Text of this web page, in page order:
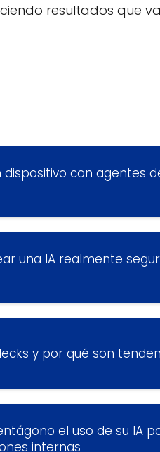
resultados que
con agentes
una IA realmente
y por qué son
el uso de su IA
internas